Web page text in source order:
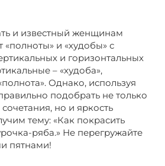
и известный женщинам
и «худобы» с
и горизонтальных
– «худоба»,
Однако, используя
подобрать не только
но и яркость
тему: «Как покрасить
ряба.» Не перегружайте
пятнами!